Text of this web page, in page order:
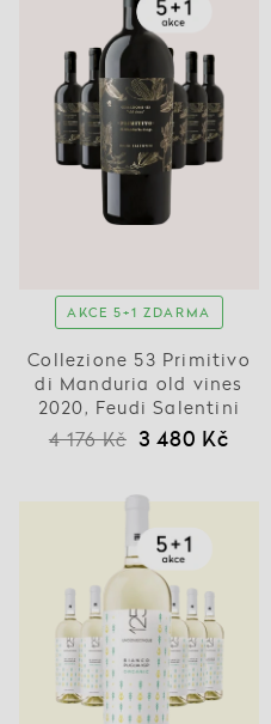
AKCE 5+1 ZDARMA
Collezione 53 Primitivo
di Manduria old vines
2020, Feudi Salentini
4 176 Kč 3 480 Kč